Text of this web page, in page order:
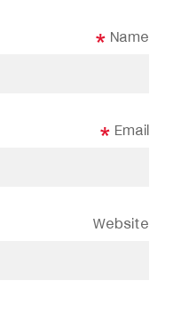
Name
*
Email
*
Website